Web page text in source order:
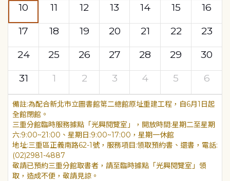
10
11 12 13 14 15
16
17
18 19 20 21 22
23
24
25 26 27 28 29
30
31
1 2 3 4 5 6
為配合新北市立圖書館第二總館原址重建工程，自6月1日起
全館閉館。
三重分館臨時服務據點「光興閱覽室」，開放時間:星期二至星期
六:9:00~21:00、星期日:9:00~17:00，星期一休館
地址:三重區正義南路62-1號，服務項目:領取預約書、還書，電話:
(02)2981-4887
敬請已預約三重分館取書者，請至臨時據點「光興閱覽室」領
取，造成不便，敬請見諒。